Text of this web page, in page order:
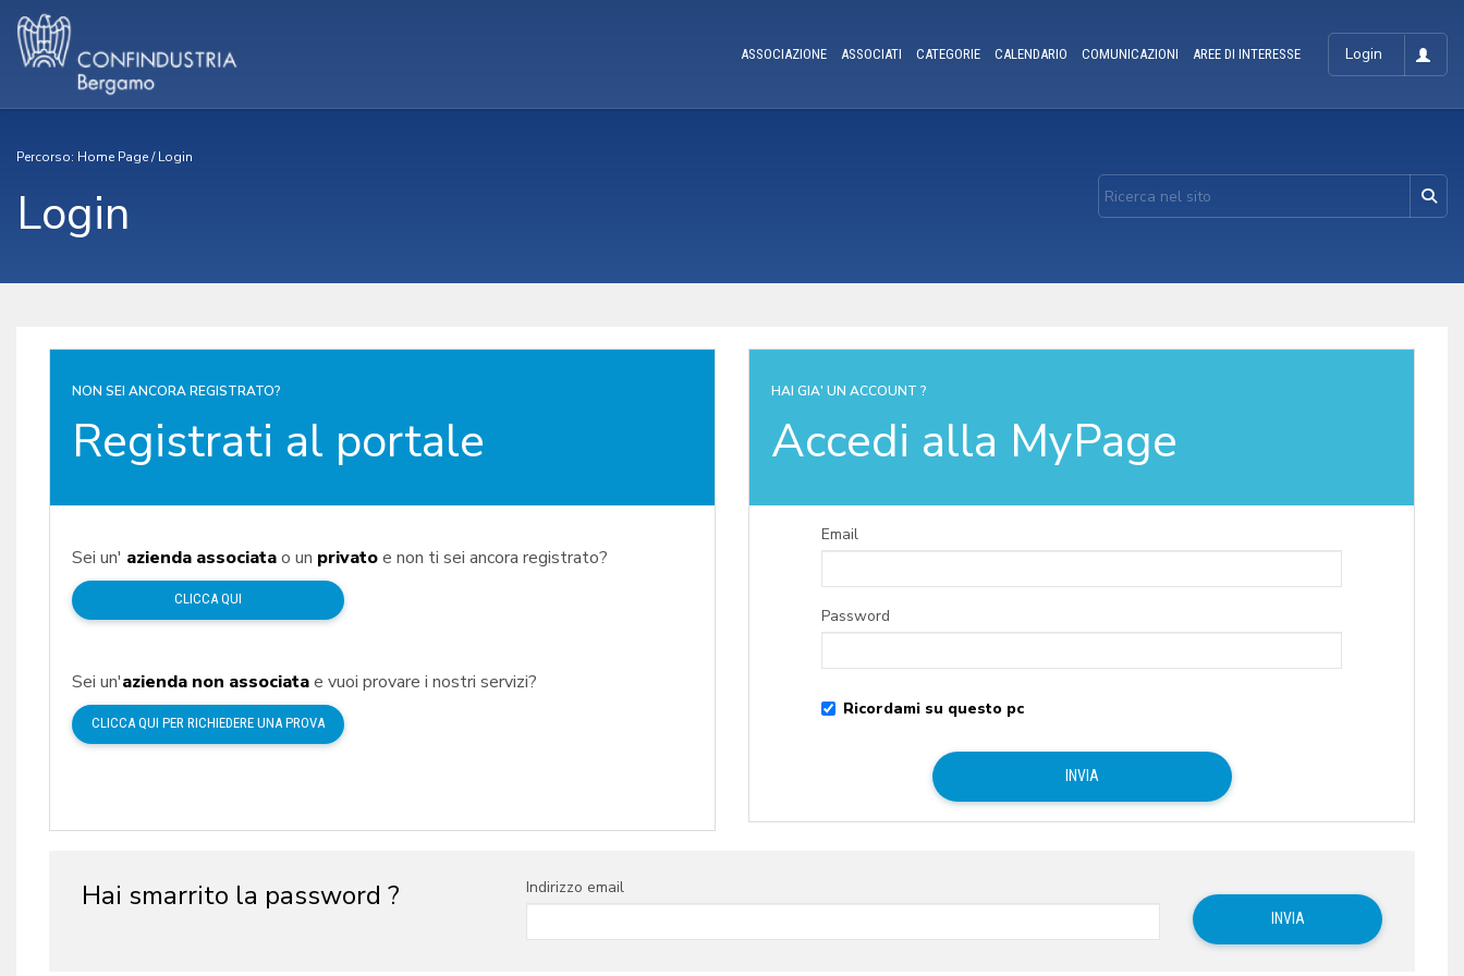
Login
ASSOCIAZIONE ASSOCIATI CATEGORIE CALENDARIO COMUNICAZIONI AREE DI INTERESSE
Percorso: Home Page/Login
Login
NON SEI ANCORA REGISTRATO?
Registrati al portale
Sei un' azienda associatao un privatoe non ti sei ancora registrato?
CLICCA QUI
Sei un'azienda non associatae vuoi provare i nostri servizi?
CLICCA QUI PER RICHIEDERE UNA PROVA
HAI GIA' UN ACCOUNT ?
Accedi alla MyPage
Email
Password
Ricordami su questo pc
Hai smarrito la password ? Indirizzo email